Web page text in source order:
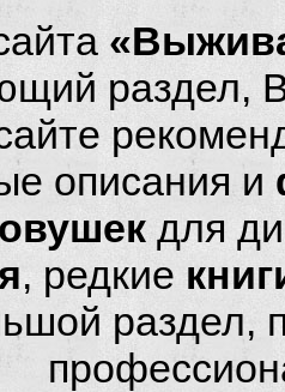
раздел,
описания и
для
, редкие